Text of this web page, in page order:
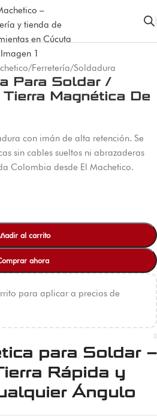
/Ferretería/Soldadura
Para Soldar /
Magnética De
con imán de alta retención. Se
sin cables sueltos ni abrazaderas
Colombia desde El Machetico.
al carrito
ahora
para aplicar a precios de
para Soldar –
Rápida y
Ángulo